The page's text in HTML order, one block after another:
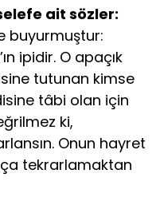
ait sözler:
buyurmuştur:
ipidir. O apaçık
tutunan kimse
tâbi olan için
ki,
Onun hayret
tekrarlamaktan